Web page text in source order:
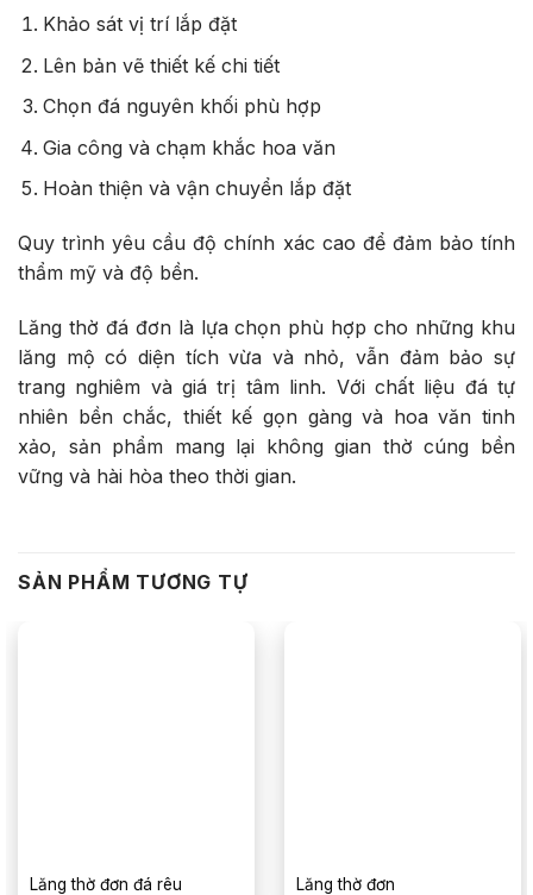
Khảo sát vị trí lắp đặt
Lên bản vẽ thiết kế chi tiết
Chọn đá nguyên khối phù hợp
Gia công và chạm khắc hoa văn
Hoàn thiện và vận chuyển lắp đặt
Quy trình yêu cầu độ chính xác cao để đảm bảo tính
thẩm mỹ và độ bền.
Lăng thờ đá đơn là lựa chọn phù hợp cho những khu
lăng mộ có diện tích vừa và nhỏ, vẫn đảm bảo sự
trang nghiêm và giá trị tâm linh. Với chất liệu đá tự
nhiên bền chắc, thiết kế gọn gàng và hoa văn tinh
xảo, sản phẩm mang lại không gian thờ cúng bền
vững và hài hòa theo thời gian.
SẢN PHẨM TƯƠNG TỰ
Lăng thờ đơn đá rêu Lăng thờ đơn